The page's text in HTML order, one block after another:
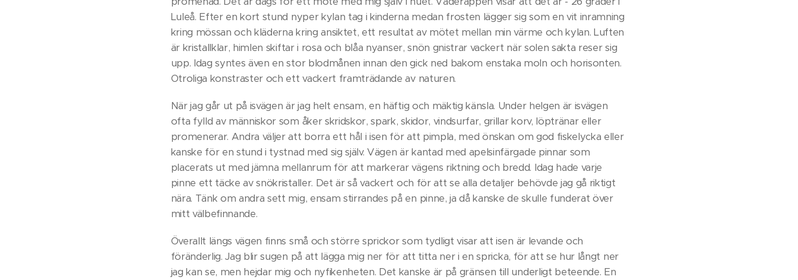
Luleå. Efter en kort stund nyper kylan tag i kinderna medan frosten lägger sig som en vit inramning
kring mössan och kläderna kring ansiktet, ett resultat av mötet mellan min värme och kylan. Luften
är kristallklar, himlen skiftar i rosa och blåa nyanser, snön gnistrar vackert när solen sakta reser sig
upp. Idag syntes även en stor blodmånen innan den gick ned bakom enstaka moln och horisonten.
Otroliga konstraster och ett vackert framträdande av naturen.
När jag går ut på isvägen är jag helt ensam, en häftig och mäktig känsla. Under helgen är isvägen
ofta fylld av människor som åker skridskor, spark, skidor, vindsurfar, grillar korv, löptränar eller
promenerar. Andra väljer att borra ett hål i isen för att pimpla, med önskan om god fiskelycka eller
kanske för en stund i tystnad med sig själv. Vägen är kantad med apelsinfärgade pinnar som
placerats ut med jämna mellanrum för att markerar vägens riktning och bredd. Idag hade varje
pinne ett täcke av snökristaller. Det är så vackert och för att se alla detaljer behövde jag gå riktigt
nära. Tänk om andra sett mig, ensam stirrandes på en pinne, ja då kanske de skulle funderat över
mitt välbefinnande.
Överallt längs vägen finns små och större sprickor som tydligt visar att isen är levande och
föränderlig. Jag blir sugen på att lägga mig ner för att titta ner i en spricka, för att se hur långt ner
jag kan se, men hejdar mig och nyfikenheten. Det kanske är på gränsen till underligt beteende. En